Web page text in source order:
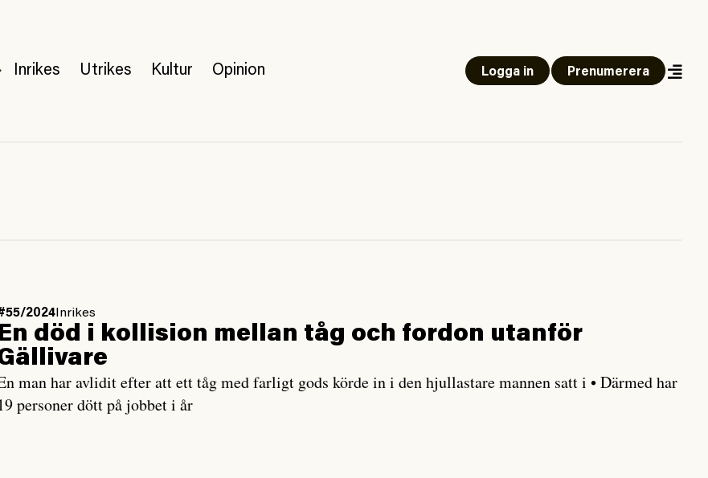
Inrikes Utrikes Kultur Opinion Logga in Prenumerera
2024Inrikes
död i kollision mellan tåg och fordon utanför
man har avlidit efter att ett tåg med farligt gods körde in i den hjullastare mannen satt i • Därmed har
personer dött på jobbet i år